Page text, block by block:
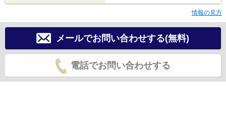
情報の見方
メールでお問い合わせする(無料)
電話でお問い合わせする